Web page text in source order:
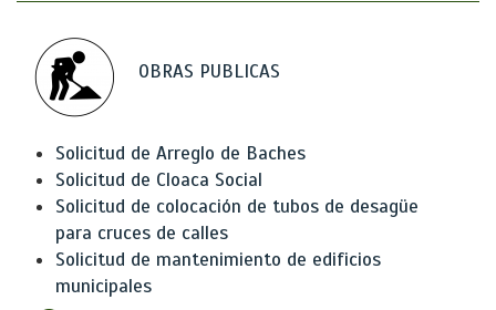
OBRAS PUBLICAS
Solicitud de Arreglo de Baches
Solicitud de Cloaca Social
Solicitud de colocación de tubos de desagüe
para cruces de calles
Solicitud de mantenimiento de edificios
municipales